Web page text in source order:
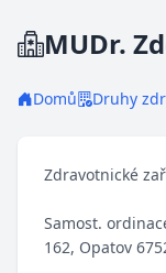
MUDr.
Domů Druhy
Zdravotnické
Samost.
162, Opatov